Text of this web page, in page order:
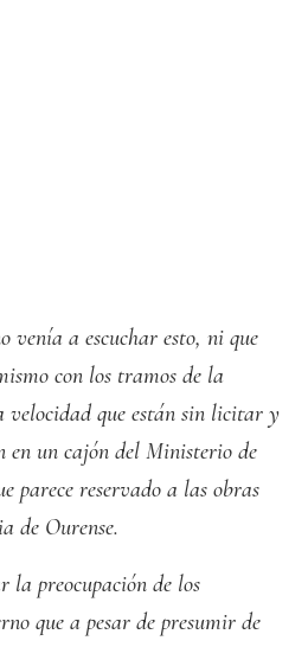
venía a escuchar esto, ni que
con los tramos de la
que están sin licitar y
en un cajón del Ministerio de
parece reservado a las obras
de Ourense.
la preocupación de los
que a pesar de presumir de